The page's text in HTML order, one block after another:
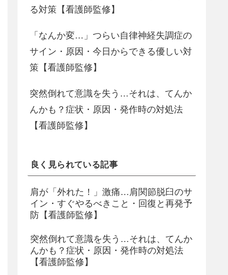
る対策【看護師監修】
「なんか変…」つらい自律神経失調症の
サイン・原因・今日からできる優しい対
策【看護師監修】
突然倒れて意識を失う…それは、てんか
んかも？症状・原因・発作時の対処法
【看護師監修】
良く見られている記事
肩が「外れた！」激痛…肩関節脱臼のサ
イン・すぐやるべきこと・回復と再発予
防【看護師監修】
突然倒れて意識を失う…それは、てんか
んかも？症状・原因・発作時の対処法
【看護師監修】